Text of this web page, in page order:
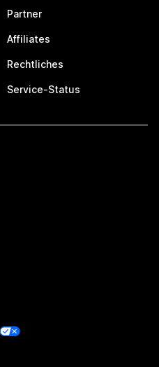
Partner
Affiliates
Rechtliches
Service-Status